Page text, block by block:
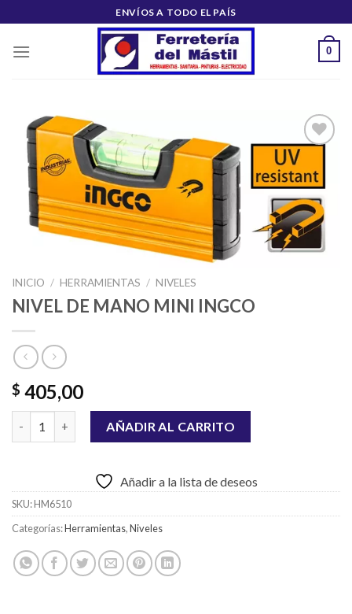
al
contenido
ENVÍOS A TODO EL PAÍS
0
Añadir
a la
lista de
deseos
INICIO / HERRAMIENTAS / NIVELES
NIVEL DE MANO MINI INGCO
$ 405,00
NIVEL DE MANO MINI INGCO cantidad
AÑADIR AL CARRITO
Añadir a la lista de deseos
SKU:HM6510
Categorías:Herramientas,Niveles